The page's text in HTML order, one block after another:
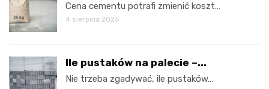
Cena cementu potrafi zmienić koszt…
4 sierpnia 2026
Ile pustaków na palecie –...
Nie trzeba zgadywać, ile pustaków…